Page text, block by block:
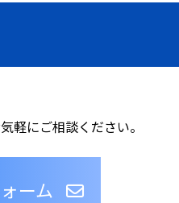
軽にご相談ください。
ーム